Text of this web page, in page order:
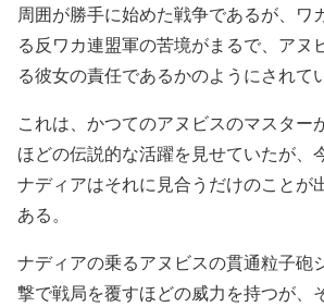
周囲が勝手に始めた戦争であるが、ワ
る反ワカ連盟軍の苦境がまるで、アヌ
る彼女の責任であるかのようにされて
これは、かつてのアヌビスのマスター
ほどの伝説的な活躍を見せていたが、
ナディアはそれに見合うだけのことが
ある。
ナディアの乗るアヌビスの貫通粒子砲
撃で戦局を覆すほどの威力を持つが、